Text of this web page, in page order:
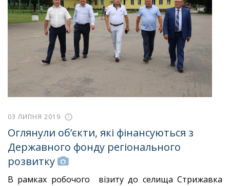
03 ЛИПНЯ 2019
Оглянули об’єкти, які фінансуються з
Державного фонду регіонального
розвитку
В рамках робочого візиту до селища Стрижавка